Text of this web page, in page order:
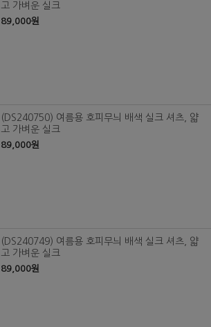
고 가벼운 실크
89,000원
(DS240750) 여름용 호피무늬 배색 실크 셔츠, 얇
고 가벼운 실크
89,000원
(DS240749) 여름용 호피무늬 배색 실크 셔츠, 얇
고 가벼운 실크
89,000원